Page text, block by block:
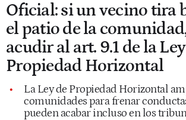
Oficial: si un vecino tira
el patio de la
acudir al art. 9.1 de la
Propiedad Horizontal
La Ley de Propiedad Horizontal
comunidades para frenar
pueden acabar incluso en los